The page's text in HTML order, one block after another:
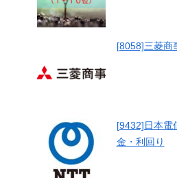
[8058]三菱商
[9432]日本電
金・利回り